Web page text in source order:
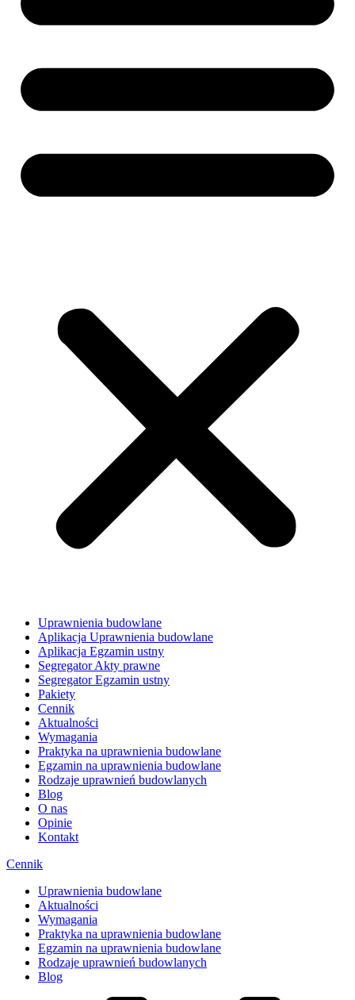
Uprawnienia budowlane
Aplikacja Uprawnienia budowlane
Aplikacja Egzamin ustny
Segregator Akty prawne
Segregator Egzamin ustny
Pakiety
Cennik
Aktualności
Wymagania
Praktyka na uprawnienia budowlane
Egzamin na uprawnienia budowlane
Rodzaje uprawnień budowlanych
Blog
O nas
Opinie
Kontakt
Cennik
Uprawnienia budowlane
Aktualności
Wymagania
Praktyka na uprawnienia budowlane
Egzamin na uprawnienia budowlane
Rodzaje uprawnień budowlanych
Blog